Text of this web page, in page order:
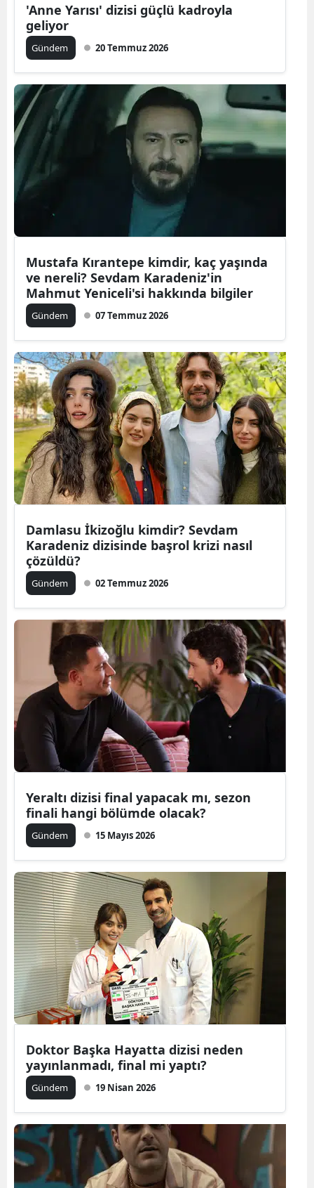
Gaziantep
Giresun
Gümüşhane
Isparta
Mersin
Kars
Kastamonu
Kayseri
Kırklareli
Kırşehir
Kocaeli
Manisa
Mardin
Muğla
Siirt
Sinop
Sivas
Şanlıurfa
Uşak
Van
'Anne Yarısı' dizisi güçlü kadroyla
geliyor
Gündem 20 Temmuz 2026
Mustafa Kırantepe kimdir, kaç yaşında
ve nereli? Sevdam Karadeniz'in
Mahmut Yeniceli'si hakkında bilgiler
Gündem 07 Temmuz 2026
Damlasu İkizoğlu kimdir? Sevdam
Karadeniz dizisinde başrol krizi nasıl
çözüldü?
Gündem 02 Temmuz 2026
Yeraltı dizisi final yapacak mı, sezon
finali hangi bölümde olacak?
Gündem 15 Mayıs 2026
Doktor Başka Hayatta dizisi neden
yayınlanmadı, final mi yaptı?
Gündem 19 Nisan 2026